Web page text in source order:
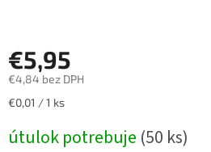
€5,95
€4,84 bez DPH
Jednotková
€0,01 / 1 ks
útulok potrebuje (50 ks)